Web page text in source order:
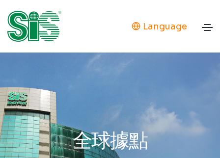
Language
全球據點